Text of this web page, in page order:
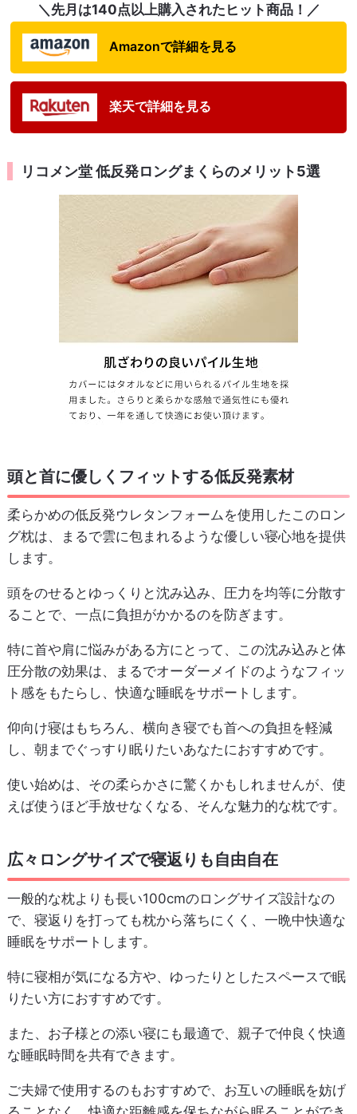
＼先月は140点以上購入されたヒット商品！／
Amazonで詳細を見る
楽天で詳細を見る
リコメン堂 低反発ロングまくらのメリット5選
頭と首に優しくフィットする低反発素材
柔らかめの低反発ウレタンフォームを使用したこのロン
グ枕は、まるで雲に包まれるような優しい寝心地を提供
します。
頭をのせるとゆっくりと沈み込み、圧力を均等に分散す
ることで、一点に負担がかかるのを防ぎます。
特に首や肩に悩みがある方にとって、この沈み込みと体
圧分散の効果は、まるでオーダーメイドのようなフィッ
ト感をもたらし、快適な睡眠をサポートします。
仰向け寝はもちろん、横向き寝でも首への負担を軽減
し、朝までぐっすり眠りたいあなたにおすすめです。
使い始めは、その柔らかさに驚くかもしれませんが、使
えば使うほど手放せなくなる、そんな魅力的な枕です。
広々ロングサイズで寝返りも自由自在
一般的な枕よりも長い100cmのロングサイズ設計なの
で、寝返りを打っても枕から落ちにくく、一晩中快適な
睡眠をサポートします。
特に寝相が気になる方や、ゆったりとしたスペースで眠
りたい方におすすめです。
また、お子様との添い寝にも最適で、親子で仲良く快適
な睡眠時間を共有できます。
ご夫婦で使用するのもおすすめで、お互いの睡眠を妨げ